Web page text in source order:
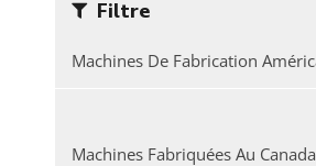
Filtre
Machines De Fabrication
Machines Fabriquées Au Canada